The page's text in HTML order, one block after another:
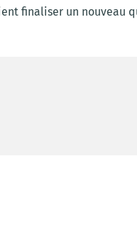
finaliser un nouveau